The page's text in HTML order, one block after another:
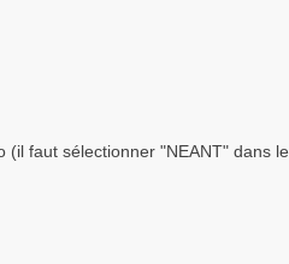
faut sélectionner "NEANT" dans le